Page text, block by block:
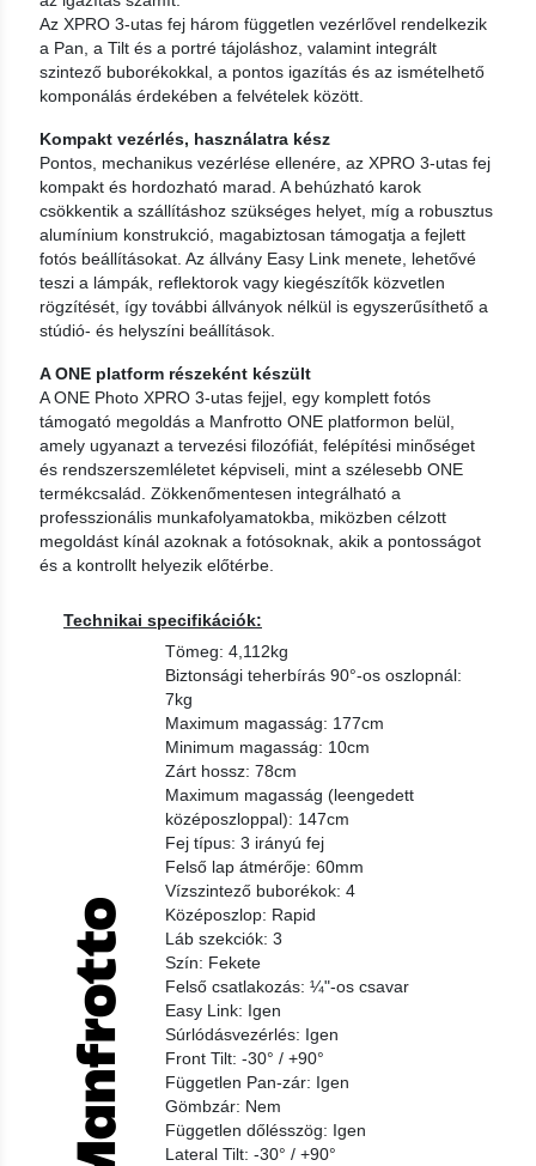
Az XPRO 3-utas fej három független vezérlővel rendelkezik
a Pan, a Tilt és a portré tájoláshoz, valamint integrált
szintező buborékokkal, a pontos igazítás és az ismételhető
komponálás érdekében a felvételek között.
Kompakt vezérlés, használatra kész
Pontos, mechanikus vezérlése ellenére, az XPRO 3-utas fej
kompakt és hordozható marad. A behúzható karok
csökkentik a szállításhoz szükséges helyet, míg a robusztus
alumínium konstrukció, magabiztosan támogatja a fejlett
fotós beállításokat. Az állvány Easy Link menete, lehetővé
teszi a lámpák, reflektorok vagy kiegészítők közvetlen
rögzítését, így további állványok nélkül is egyszerűsíthető a
stúdió- és helyszíni beállítások.
A ONE platform részeként készült
A ONE Photo XPRO 3-utas fejjel, egy komplett fotós
támogató megoldás a Manfrotto ONE platformon belül,
amely ugyanazt a tervezési filozófiát, felépítési minőséget
és rendszerszemléletet képviseli, mint a szélesebb ONE
termékcsalád. Zökkenőmentesen integrálható a
professzionális munkafolyamatokba, miközben célzott
megoldást kínál azoknak a fotósoknak, akik a pontosságot
és a kontrollt helyezik előtérbe.
Technikai specifikációk:
Tömeg: 4,112kg
Biztonsági teherbírás 90°-os oszlopnál:
7kg
Maximum magasság: 177cm
Minimum magasság: 10cm
Zárt hossz: 78cm
Maximum magasság (leengedett
középoszloppal): 147cm
Fej típus: 3 irányú fej
Felső lap átmérője: 60mm
Vízszintező buborékok: 4
Középoszlop: Rapid
Láb szekciók: 3
Szín: Fekete
Felső csatlakozás: ¼"-os csavar
Easy Link: Igen
Súrlódásvezérlés: Igen
Front Tilt: -30° / +90°
Független Pan-zár: Igen
Gömbzár: Nem
Független dőlésszög: Igen
Lateral Tilt: -30° / +90°